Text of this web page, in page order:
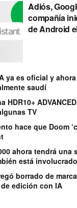
Adiós,
compañía
de Android
ya es oficial y
saudí
HDR10+
TV
hace que Doom
ahora tendrá una
está involucrado
borrado de
edición con IA